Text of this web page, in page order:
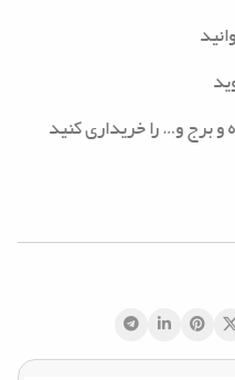
و برج و… را خریداری کنید